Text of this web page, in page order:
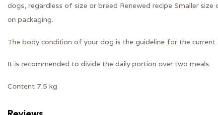
dogs, regardless of size or breed Renewed recipe Smaller
on packaging.
The body condition of your dog is the guideline for the current
It is recommended to divide the daily portion over two meals.
Content 7.5 kg